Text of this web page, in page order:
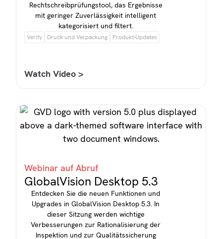
Rechtschreibprüfungstool, das Ergebnisse
mit geringer Zuverlässigkeit intelligent
kategorisiert und filtert.
Verify Druck und Verpackung Produkt-Updates
Watch Video >
Webinar auf Abruf
GlobalVision Desktop 5.3
Entdecken Sie die neuen Funktionen und
Upgrades in GlobalVision Desktop 5.3. In
dieser Sitzung werden wichtige
Verbesserungen zur Rationalisierung der
Inspektion und zur Qualitätssicherung